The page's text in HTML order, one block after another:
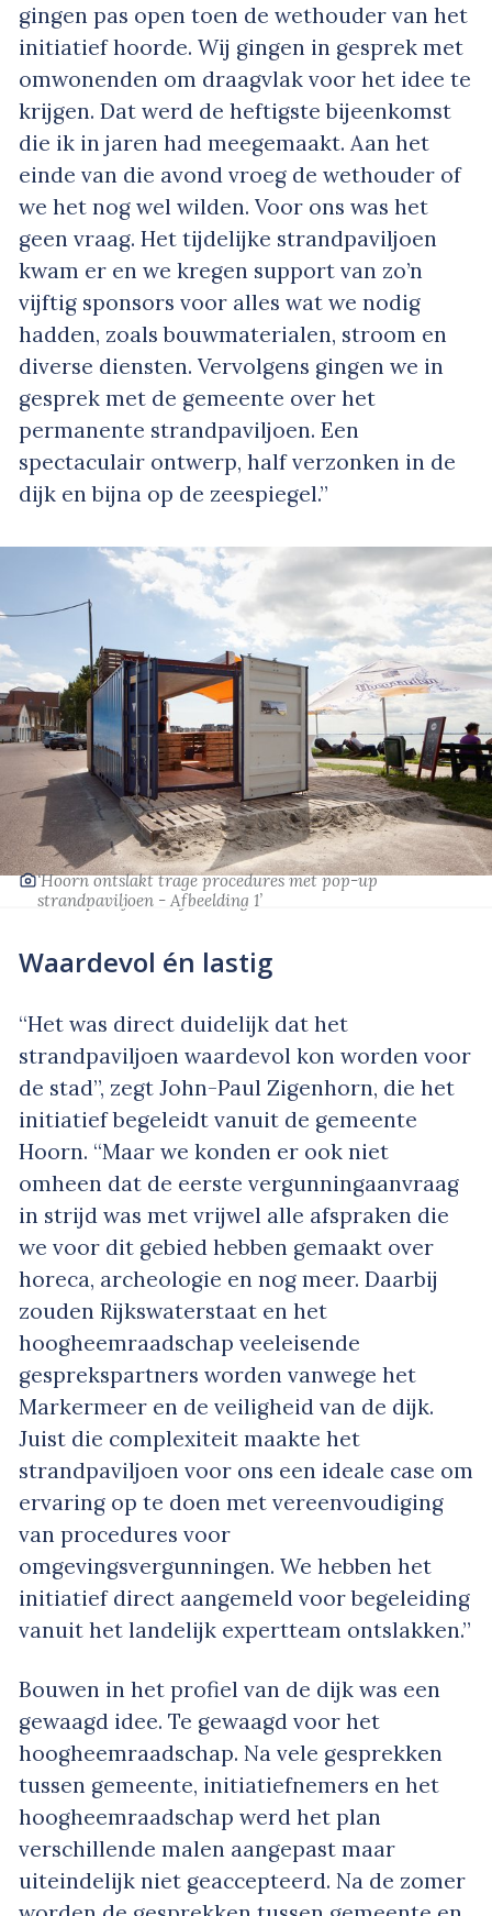
gingen pas open toen de wethouder van het
initiatief hoorde. Wij gingen in gesprek met
omwonenden om draagvlak voor het idee te
krijgen. Dat werd de heftigste bijeenkomst
die ik in jaren had meegemaakt. Aan het
einde van die avond vroeg de wethouder of
we het nog wel wilden. Voor ons was het
geen vraag. Het tijdelijke strandpaviljoen
kwam er en we kregen support van zo’n
vijftig sponsors voor alles wat we nodig
hadden, zoals bouwmaterialen, stroom en
diverse diensten. Vervolgens gingen we in
gesprek met de gemeente over het
permanente strandpaviljoen. Een
spectaculair ontwerp, half verzonken in de
dijk en bijna op de zeespiegel.”
‘Hoorn ontslakt trage procedures met pop-up
strandpaviljoen - Afbeelding 1’
Waardevol én lastig
“Het was direct duidelijk dat het
strandpaviljoen waardevol kon worden voor
de stad”, zegt John-Paul Zigenhorn, die het
initiatief begeleidt vanuit de gemeente
Hoorn. “Maar we konden er ook niet
omheen dat de eerste vergunningaanvraag
in strijd was met vrijwel alle afspraken die
we voor dit gebied hebben gemaakt over
horeca, archeologie en nog meer. Daarbij
zouden Rijkswaterstaat en het
hoogheemraadschap veeleisende
gesprekspartners worden vanwege het
Markermeer en de veiligheid van de dijk.
Juist die complexiteit maakte het
strandpaviljoen voor ons een ideale case om
ervaring op te doen met vereenvoudiging
van procedures voor
omgevingsvergunningen. We hebben het
initiatief direct aangemeld voor begeleiding
vanuit het landelijk expertteam ontslakken.”
Bouwen in het profiel van de dijk was een
gewaagd idee. Te gewaagd voor het
hoogheemraadschap. Na vele gesprekken
tussen gemeente, initiatiefnemers en het
hoogheemraadschap werd het plan
verschillende malen aangepast maar
uiteindelijk niet geaccepteerd. Na de zomer